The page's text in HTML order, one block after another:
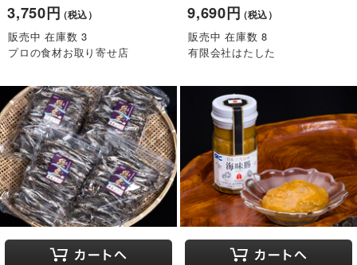
3,750円（税込）
販売中 在庫数 3
プロの食材お取り寄せ店
9,690円（税込）
販売中 在庫数 8
有限会社はたした